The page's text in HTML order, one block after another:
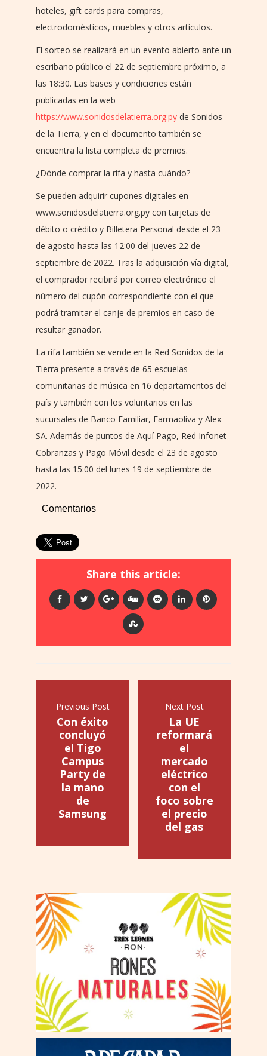
hoteles, gift cards para compras,
electrodomésticos, muebles y otros artículos.
El sorteo se realizará en un evento abierto ante un
escribano público el 22 de septiembre próximo, a
las 18:30. Las bases y condiciones están
publicadas en la web
https://www.sonidosdelatierra.org.py de Sonidos
de la Tierra, y en el documento también se
encuentra la lista completa de premios.
¿Dónde comprar la rifa y hasta cuándo?
Se pueden adquirir cupones digitales en
www.sonidosdelatierra.org.py con tarjetas de
débito o crédito y Billetera Personal desde el 23
de agosto hasta las 12:00 del jueves 22 de
septiembre de 2022. Tras la adquisición vía digital,
el comprador recibirá por correo electrónico el
número del cupón correspondiente con el que
podrá tramitar el canje de premios en caso de
resultar ganador.
La rifa también se vende en la Red Sonidos de la
Tierra presente a través de 65 escuelas
comunitarias de música en 16 departamentos del
país y también con los voluntarios en las
sucursales de Banco Familiar, Farmaoliva y Alex
SA. Además de puntos de Aquí Pago, Red Infonet
Cobranzas y Pago Móvil desde el 23 de agosto
hasta las 15:00 del lunes 19 de septiembre de
2022.
Comentarios
Share this article:
Previous Post
Con éxito
concluyó
el Tigo
Campus
Party de
la mano
de
Samsung
Next Post
La UE
reformará
el
mercado
eléctrico
con el
foco sobre
el precio
del gas